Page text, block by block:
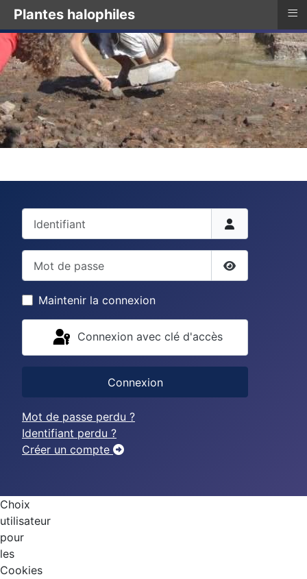
Afficher le
Maintenir la connexion
Connexion avec clé d'accès
Connexion
Mot de passe perdu ?
Identifiant perdu ?
Créer un compte
Choix
utilisateur
pour
les
Cookies
Plantes halophiles ≡